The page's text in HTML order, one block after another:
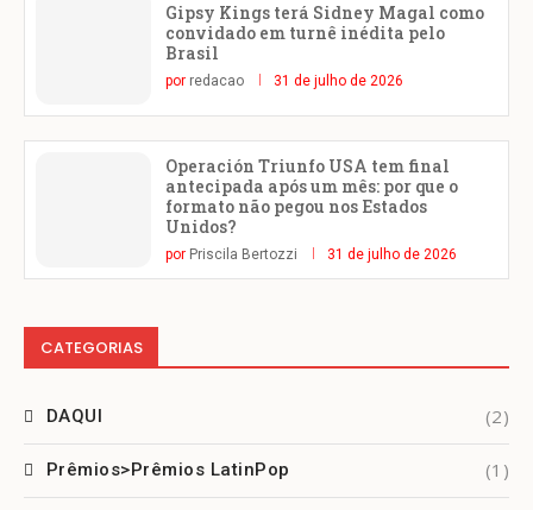
Gipsy Kings terá Sidney Magal como
convidado em turnê inédita pelo
Brasil
por redacao 31 de julho de 2026
Operación Triunfo USA tem final
antecipada após um mês: por que o
formato não pegou nos Estados
Unidos?
por Priscila Bertozzi 31 de julho de 2026
CATEGORIAS
DAQUI (2)
Prêmios>Prêmios LatinPop (1)